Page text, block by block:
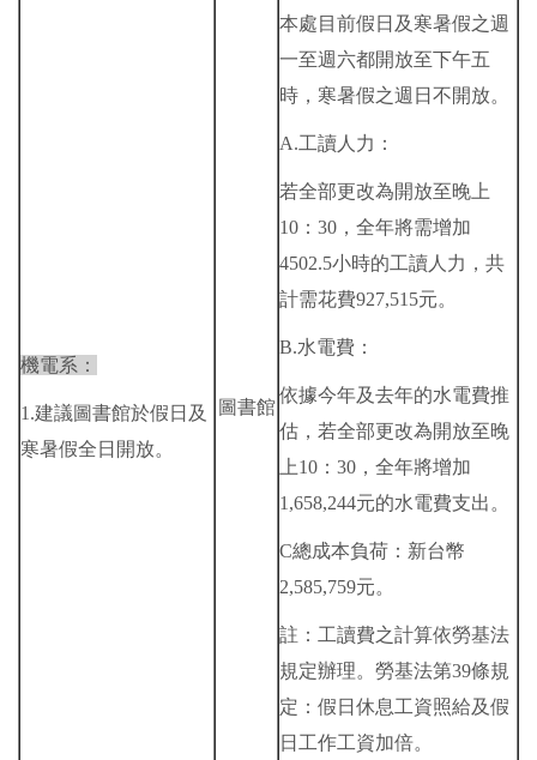
機電系：
1.建議圖書館於假日及
寒暑假全日開放。
圖書館
本處目前假日及寒暑假之週
一至週六都開放至下午五
時，寒暑假之週日不開放。
A.工讀人力：
若全部更改為開放至晚上
10：30，全年將需增加
4502.5小時的工讀人力，共
計需花費927,515元。
B.水電費：
依據今年及去年的水電費推
估，若全部更改為開放至晚
上10：30，全年將增加
1,658,244元的水電費支出。
C總成本負荷：新台幣
2,585,759元。
註：工讀費之計算依勞基法
規定辦理。勞基法第39條規
定：假日休息工資照給及假
日工作工資加倍。